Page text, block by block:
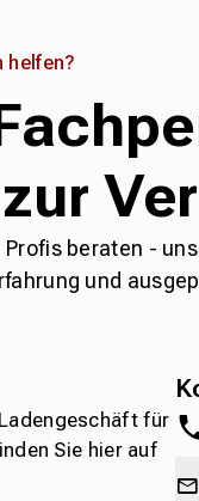
helfen?
Profis beraten -
und
für
Sie hier auf